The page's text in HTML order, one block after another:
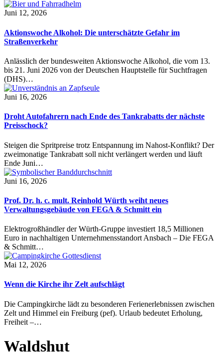
Juni 12, 2026
Aktionswoche Alkohol: Die unterschätzte Gefahr im
Straßenverkehr
Anlässlich der bundesweiten Aktionswoche Alkohol, die vom 13.
bis 21. Juni 2026 von der Deutschen Hauptstelle für Suchtfragen
(DHS)…
Juni 16, 2026
Droht Autofahrern nach Ende des Tankrabatts der nächste
Preisschock?
Steigen die Spritpreise trotz Entspannung im Nahost-Konflikt? Der
zweimonatige Tankrabatt soll nicht verlängert werden und läuft
Ende Juni…
Juni 16, 2026
Prof. Dr. h. c. mult. Reinhold Würth weiht neues
Verwaltungsgebäude von FEGA & Schmitt ein
Elektrogroßhändler der Würth-Gruppe investiert 18,5 Millionen
Euro in nachhaltigen Unternehmensstandort Ansbach – Die FEGA
& Schmitt…
Mai 12, 2026
Wenn die Kirche ihr Zelt aufschlägt
Die Campingkirche lädt zu besonderen Ferienerlebnissen zwischen
Zelt und Himmel ein Freiburg (pef). Urlaub bedeutet Erholung,
Freiheit –…
Waldshut